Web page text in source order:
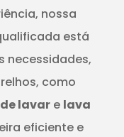
nossa
está
necessidades,
como
lavare lava
eficiente e